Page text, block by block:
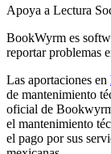
Apoya a Lectura
BookWyrm es
reportar problemas
Las aportaciones en
de mantenimiento
oficial de
el mantenimiento
el pago por sus